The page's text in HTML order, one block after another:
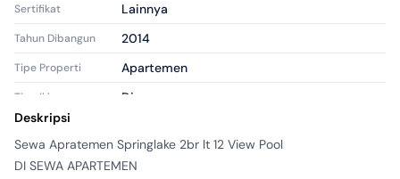
Sertifikat Lainnya
Tahun Dibangun 2014
Tipe Properti Apartemen
Tipe Iklan Disewa
ID Iklan
Deskripsi
Sewa Apratemen Springlake 2br lt 12 View Pool
DI SEWA APARTEMEN